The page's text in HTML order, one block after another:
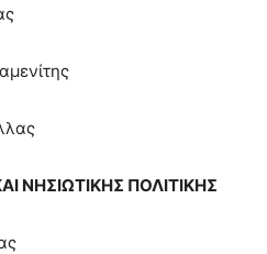
ΝΗΣΙΩΤΙΚΗΣ ΠΟΛΙΤΙΚΗΣ